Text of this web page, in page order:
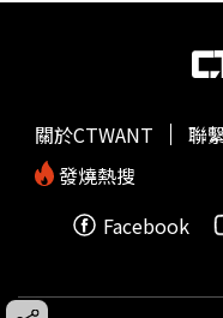
關於CTWANT 聯
發燒熱搜
Facebook